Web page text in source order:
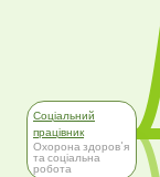
Соціальний
працівник
Охорона здоров'я
та соціальна
робота